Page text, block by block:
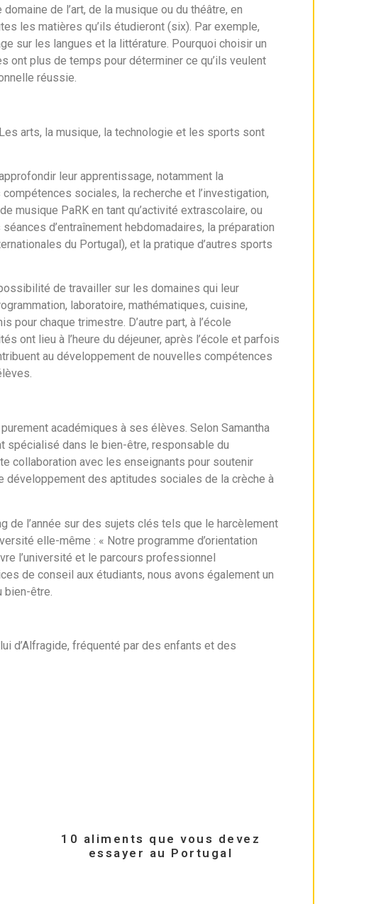
de l’art, de la musique ou du théâtre, en
les matières qu’ils étudieront (six). Par exemple,
sur les langues et la littérature. Pourquoi choisir un
ont plus de temps pour déterminer ce qu’ils veulent
réussie.
arts, la musique, la technologie et les sports sont
leur apprentissage, notamment la
sociales, la recherche et l’investigation,
musique PaRK en tant qu’activité extrascolaire, ou
d’entraînement hebdomadaires, la préparation
du Portugal), et la pratique d’autres sports
de travailler sur les domaines qui leur
laboratoire, mathématiques, cuisine,
pour chaque trimestre. D’autre part, à l’école
ont lieu à l’heure du déjeuner, après l’école et parfois
au développement de nouvelles compétences
académiques à ses élèves. Selon Samantha
spécialisé dans le bien-être, responsable du
collaboration avec les enseignants pour soutenir
développement des aptitudes sociales de la crèche à
de l’année sur des sujets clés tels que le harcèlement
elle-même : « Notre programme d’orientation
l’université et le parcours professionnel
de conseil aux étudiants, nous avons également un
être.
d’Alfragide, fréquenté par des enfants et des
10 aliments que vous devez
essayer au Portugal